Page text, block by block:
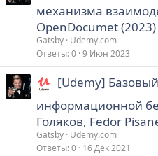
механизма
OpenDocumet (2023)
Gatsby Udemy.com
Ответы 0 9 Июн 2023
[Udemy]
информационной
Голяков, Fedor
Gatsby Udemy.com
Ответы 0 16 Дек 2021